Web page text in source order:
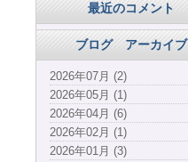
最近のコメント
ブログ アーカイブ
2026年07月 (2)
2026年05月 (1)
2026年04月 (6)
2026年02月 (1)
2026年01月 (3)